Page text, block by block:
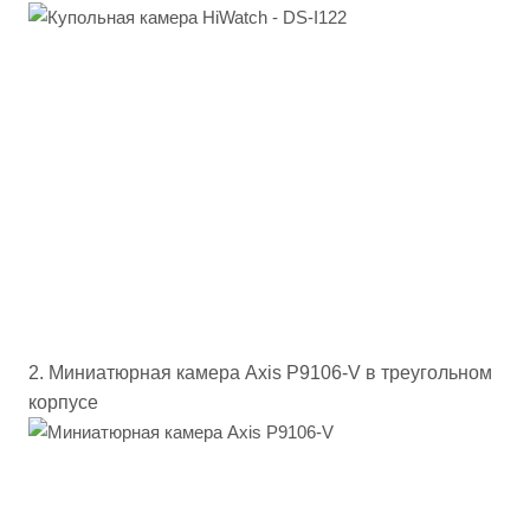
2. Миниатюрная камера Axis P9106-V в треугольном
корпусе